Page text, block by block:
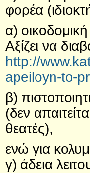
φορέα
α)
Αξίζει να
http://
apeiloyn-to-
β)
(δεν
θεατές),
ενώ για
γ) άδεια